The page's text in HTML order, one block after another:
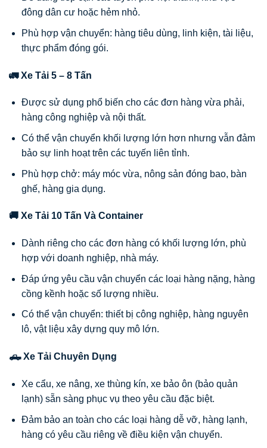
đông dân cư hoặc hẻm nhỏ.
Phù hợp vận chuyển: hàng tiêu dùng, linh kiện, tài liệu,
thực phẩm đóng gói.
🚛 Xe Tải 5 – 8 Tấn
Được sử dụng phổ biến cho các đơn hàng vừa phải,
hàng công nghiệp và nội thất.
Có thể vận chuyển khối lượng lớn hơn nhưng vẫn đảm
bảo sự linh hoạt trên các tuyến liên tỉnh.
Phù hợp chở: máy móc vừa, nông sản đóng bao, bàn
ghế, hàng gia dụng.
🚚 Xe Tải 10 Tấn Và Container
Dành riêng cho các đơn hàng có khối lượng lớn, phù
hợp với doanh nghiệp, nhà máy.
Đáp ứng yêu cầu vận chuyển các loại hàng nặng, hàng
cồng kềnh hoặc số lượng nhiều.
Có thể vận chuyển: thiết bị công nghiệp, hàng nguyên
lô, vật liệu xây dựng quy mô lớn.
🛻 Xe Tải Chuyên Dụng
Xe cẩu, xe nâng, xe thùng kín, xe bảo ôn (bảo quản
lạnh) sẵn sàng phục vụ theo yêu cầu đặc biệt.
Đảm bảo an toàn cho các loại hàng dễ vỡ, hàng lạnh,
hàng có yêu cầu riêng về điều kiện vận chuyển.